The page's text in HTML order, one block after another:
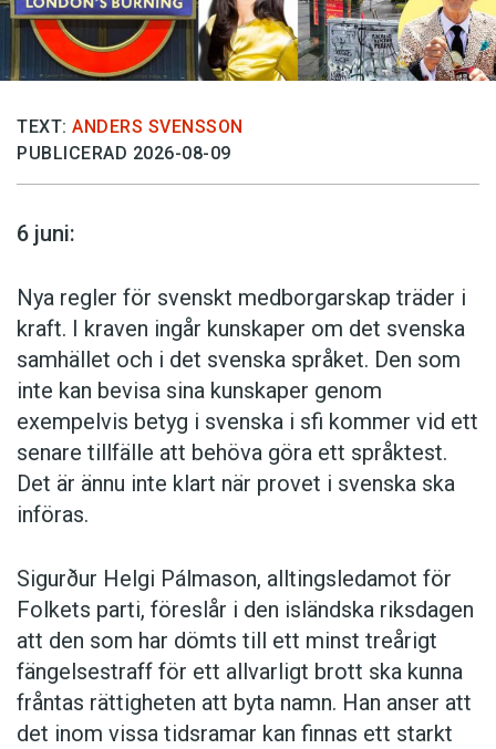
och Daniel Craig tala svenska med någon
annans stämma. Att det dessutom kostar
mindre att undertexta lär göra att så kommer
textat?
– Jag tycker om dubbade filmer. Det är lättare att
förstå och man kan fokusera mer på filmen.
Jörg Dauscher, 37:
– Det beror på dubben. Serien Snobbar som jobbar
skrevs om väldigt mycket och är helt briljant i den
tyska dubbversionen. I gengäld går det inte att titta
på till exempel Pang i bygget på tyska. Ser jag film
Anette Ferstl, 39:
– Undertexter. Jag tycker det är roligare att se film
med originalspråket.
Raphaela L. 35:
TEXT: ANDERS SVENSSON
PUBLICERAD 2026-08-09
6 juni:
Nya regler för svenskt medborgarskap träder i
kraft. I kraven ingår kunskaper om det svenska
samhället och i det svenska språket. Den som
inte kan bevisa sina kunskaper genom
exempelvis betyg i svenska i sfi kommer vid ett
senare tillfälle att behöva göra ett språktest.
Det är ännu inte klart när provet i svenska ska
införas.
Sigurður Helgi Pálmason, alltingsledamot för
Folkets parti, föreslår i den isländska riksdagen
att den som har dömts till ett minst treårigt
fängelsestraff för ett allvarligt brott ska kunna
fråntas rättigheten att byta namn. Han anser att
det inom vissa tidsramar kan finnas ett starkt